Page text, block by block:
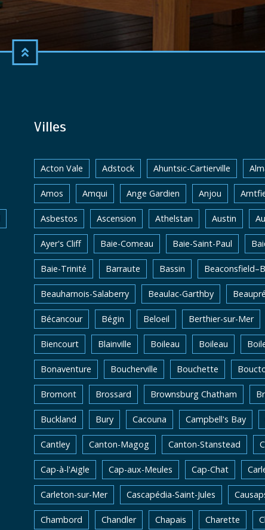
Villes
Acton Vale Adstock Ahuntsic-Cartierville
Amos Amqui Ange Gardien Anjou
Asbestos Ascension Athelstan Austin
Ayer's Cliff Baie-Comeau Baie-Saint-Paul
Baie-Trinité Barraute Bassin
Beauharnois-Salaberry Beaulac-Garthby Beaupré
Bécancour Bégin Beloeil Berthier-sur-Mer
Biencourt Blainville Boileau Boileau
Bonaventure Boucherville Bouchette
Bromont Brossard Brownsburg Chatham
Buckland Bury Cacouna Campbell's Bay
Cantley Canton-Magog Canton-Stanstead
Cap-à-l'Aigle Cap-aux-Meules Cap-Chat
Carleton-sur-Mer Cascapédia-Saint-Jules
Chambord Chandler Chapais Charette